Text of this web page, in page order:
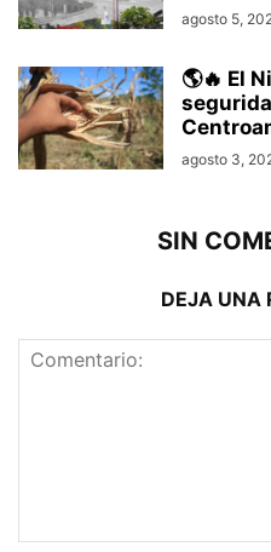
agosto 5,
🌎🔥 El
agosto 3,
SIN
DEJA UNA